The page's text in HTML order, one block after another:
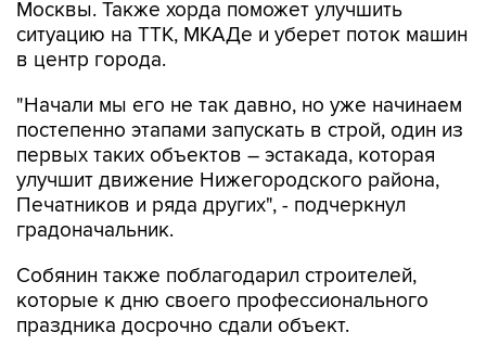
Москвы. Также хорда поможет улучшить
ситуацию на ТТК, МКАДе и уберет поток машин
в центр города.
"Начали мы его не так давно, но уже начинаем
постепенно этапами запускать в строй, один из
первых таких объектов – эстакада, которая
улучшит движение Нижегородского района,
Печатников и ряда других", - подчеркнул
градоначальник.
Собянин также поблагодарил строителей,
которые к дню своего профессионального
праздника досрочно сдали объект.